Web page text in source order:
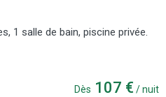
1 salle de bain, piscine privée.
Dès 107 € / nuit